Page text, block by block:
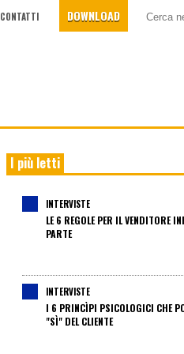
CONTATTI DOWNLOAD
I più letti
INTERVISTE
LE 6 REGOLE PER IL VENDITORE
PARTE
INTERVISTE
I 6 PRINCÌPI PSICOLOGICI CHE
"SÌ" DEL CLIENTE